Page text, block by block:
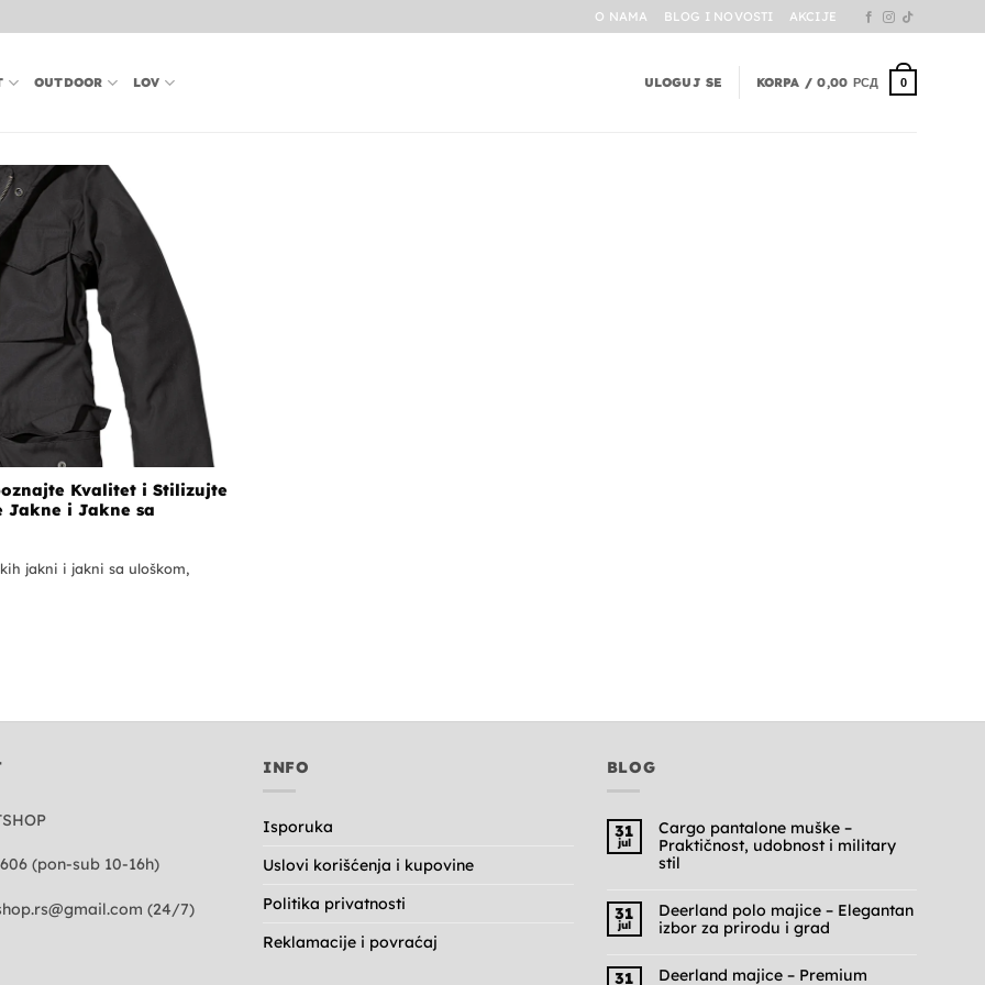
O NAMA BLOG I NOVOSTI AKCIJE
OUTDOOR LOV ULOGUJ SE KORPA /0,00 РСД 0
Kvalitet i Stilizujte
Jakne i Jakne sa
jakni i jakni sa uloškom,
(pon-sub 10-16h)
(24/7)
INFO
Isporuka
Uslovi korišćenja i kupovine
Politika privatnosti
Reklamacije i povraćaj
BLOG
31
jul
Cargo pantalone muške –
Praktičnost, udobnost i military
stil
na
Cargo
pantalone
Praktičnost,
udobnost
31
jul
Deerland polo majice – Elegantan
izbor za prirodu i grad
na
31
Deerland majice – Premium